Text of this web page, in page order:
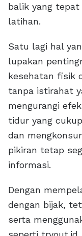
balik yang tepat
latihan.
Satu lagi hal
lupakan
kesehatan fisik
tanpa istirahat
mengurangi
tidur yang
dan
pikiran tetap
informasi.
Dengan
dengan bijak,
serta